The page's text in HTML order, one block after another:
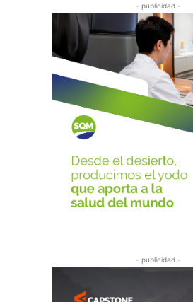
- publicidad -
- publicidad -